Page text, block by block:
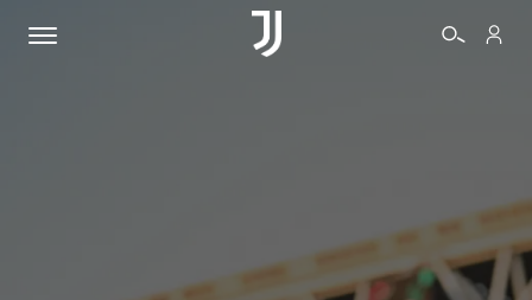
SHOP